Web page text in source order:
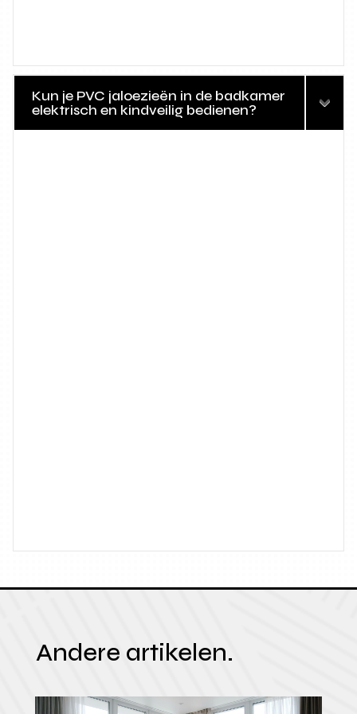
Kun je PVC jaloezieën in de badkamer
elektrisch en kindveilig bedienen?
Andere artikelen.